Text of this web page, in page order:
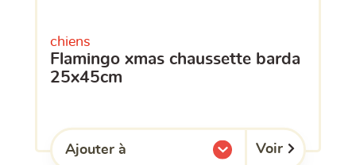
chiens
flamingo xmas chaussette barda
25x45cm
Ajouter à
l'une de mes listes. Voir